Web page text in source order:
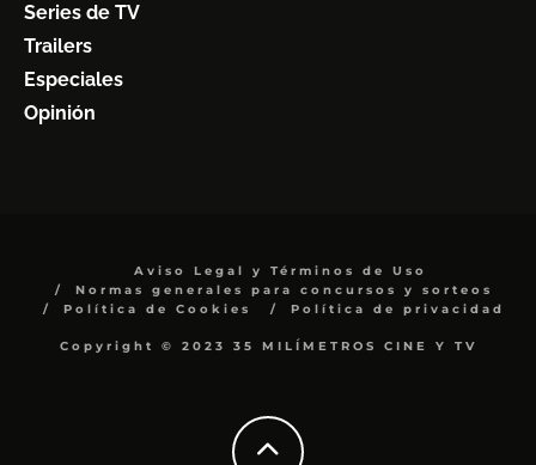
Series de TV
Trailers
Especiales
Opinión
Aviso Legal y Términos de Uso
Normas generales para concursos y sorteos
Política de Cookies
Política de privacidad
Copyright © 2023 35 MILÍMETROS CINE Y TV